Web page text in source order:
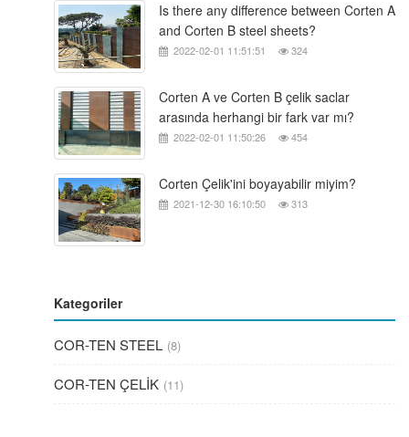
Is there any difference between Corten A
and Corten B steel sheets?
2022-02-01 11:51:51 324
Corten A ve Corten B çelik saclar
arasında herhangi bir fark var mı?
2022-02-01 11:50:26 454
Corten Çelik'ini boyayabilir miyim?
2021-12-30 16:10:50 313
Kategoriler
COR-TEN STEEL (8)
COR-TEN ÇELİK (11)